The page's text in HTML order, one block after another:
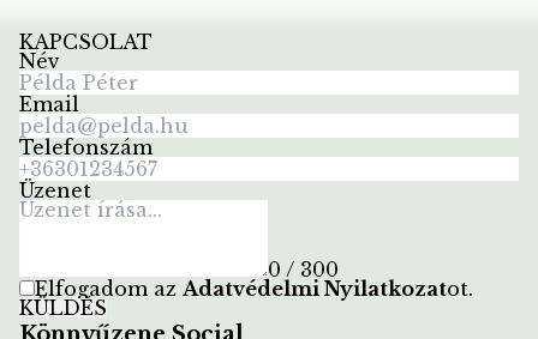
KAPCSOLAT
Név
Email
Telefonszám
Üzenet
0 / 300
Elfogadom az Adatvédelmi Nyilatkozatot.
KÜLDÉS